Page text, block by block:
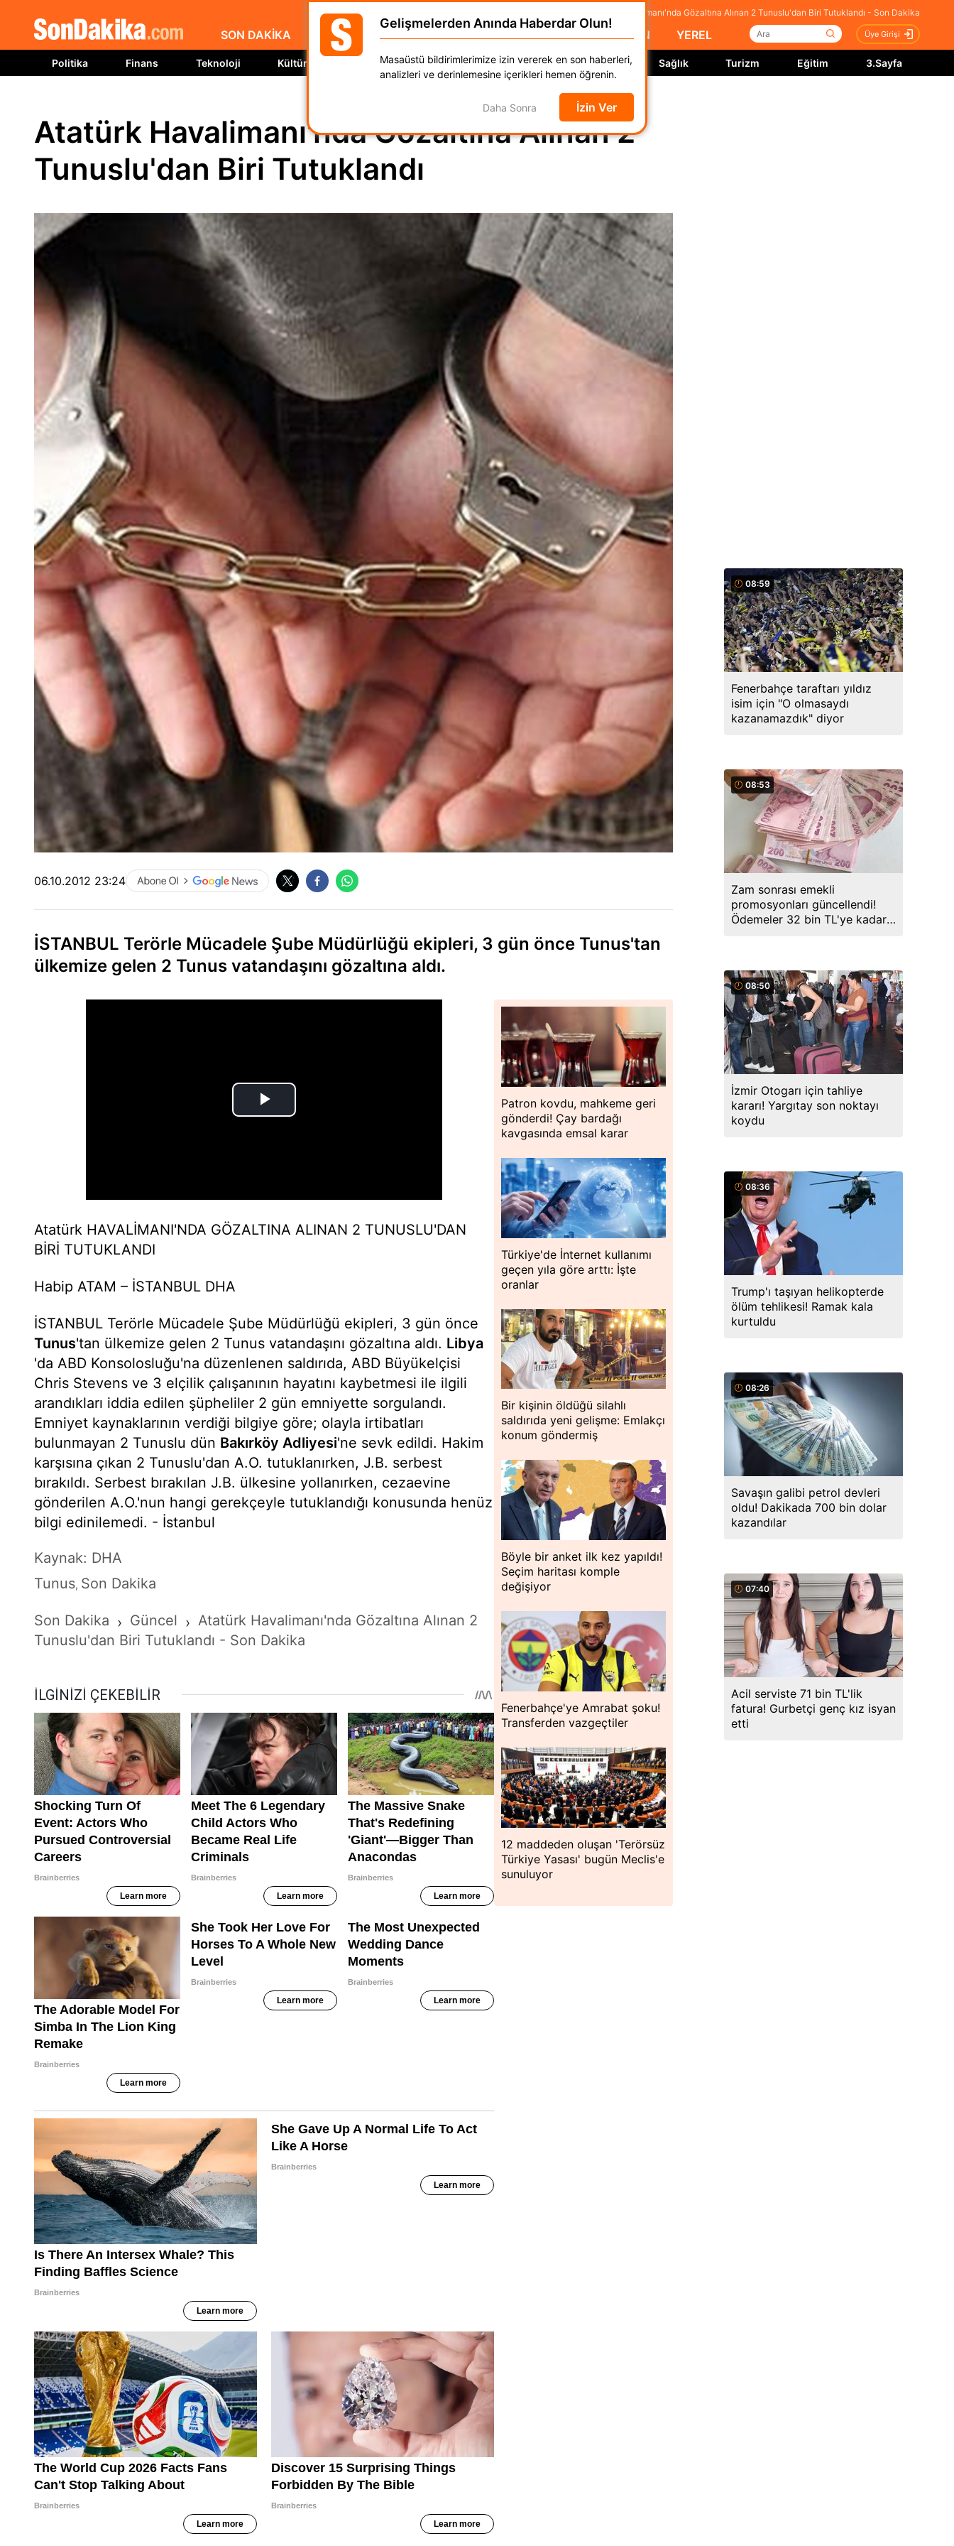
Atatürk Havalimanı'nda Gözaltına Alınan 2 Tunuslu'dan Biri Tutuklandı - Son Dakika
SON DAKİKA GÜNCEL DÜNYA EKONOMİ SPOR MAGAZİN YEREL Üye Girişi
Politika Finans Teknoloji Kültür Sanat Kadın Moda Otomobil Yaşam Sağlık Turizm Eğitim 3.Sayfa
Atatürk Havalimanı'nda Gözaltına Alınan 2
Tunuslu'dan Biri Tutuklandı
06.10.2012 23:24
İSTANBUL Terörle Mücadele Şube Müdürlüğü ekipleri, 3 gün önce Tunus'tan
ülkemize gelen 2 Tunus vatandaşını gözaltına aldı.
Atatürk HAVALİMANI'NDA GÖZALTINA ALINAN 2 TUNUSLU'DAN
BİRİ TUTUKLANDI
Habip ATAM – İSTANBUL DHA
İSTANBUL Terörle Mücadele Şube Müdürlüğü ekipleri, 3 gün önce
Tunus'tan ülkemize gelen 2 Tunus vatandaşını gözaltına aldı. Libya
'da ABD Konsolosluğu'na düzenlenen saldırıda, ABD Büyükelçisi
Chris Stevens ve 3 elçilik çalışanının hayatını kaybetmesi ile ilgili
arandıkları iddia edilen şüpheliler 2 gün emniyette sorgulandı.
Emniyet kaynaklarının verdiği bilgiye göre; olayla irtibatları
bulunmayan 2 Tunuslu dün Bakırköy Adliyesi'ne sevk edildi. Hakim
karşısına çıkan 2 Tunuslu'dan A.O. tutuklanırken, J.B. serbest
bırakıldı. Serbest bırakılan J.B. ülkesine yollanırken, cezaevine
gönderilen A.O.'nun hangi gerekçeyle tutuklandığı konusunda henüz
bilgi edinilemedi. - İstanbul
Kaynak: DHA
Tunus, Son Dakika
Son Dakika › Güncel › Atatürk Havalimanı'nda Gözaltına Alınan 2
Tunuslu'dan Biri Tutuklandı - Son Dakika
Patron kovdu, mahkeme geri
gönderdi! Çay bardağı
kavgasında emsal karar
Türkiye'de İnternet kullanımı
geçen yıla göre arttı: İşte
oranlar
Bir kişinin öldüğü silahlı
saldırıda yeni gelişme: Emlakçı
konum göndermiş
Böyle bir anket ilk kez yapıldı!
Seçim haritası komple
değişiyor
Fenerbahçe'ye Amrabat şoku!
Transferden vazgeçtiler
12 maddeden oluşan 'Terörsüz
Türkiye Yasası' bugün Meclis'e
sunuluyor
08:59
Fenerbahçe taraftarı yıldız
isim için "O olmasaydı
kazanamazdık" diyor
08:53
Zam sonrası emekli
promosyonları güncellendi!
Ödemeler 32 bin TL'ye kadar
08:50
İzmir Otogarı için tahliye
kararı! Yargıtay son noktayı
koydu
08:36
Trump'ı taşıyan helikopterde
ölüm tehlikesi! Ramak kala
kurtuldu
08:26
Savaşın galibi petrol devleri
oldu! Dakikada 700 bin dolar
kazandılar
07:40
Acil serviste 71 bin TL'lik
fatura! Gurbetçi genç kız isyan
etti
Gelişmelerden Anında Haberdar Olun!
Masaüstü bildirimlerimize izin vererek en son haberleri,
analizleri ve derinlemesine içerikleri hemen öğrenin.
Daha Sonra İzin Ver